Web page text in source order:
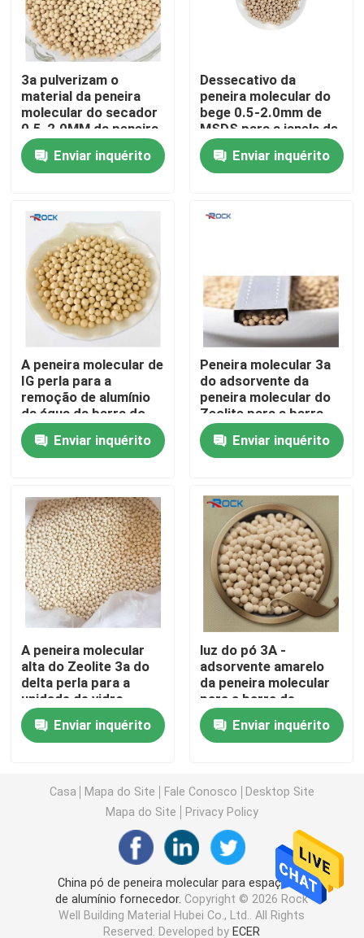
Casa
Produtos
Sobre nós
Excursão da fábrica
Controle da qualidade
Contacte-nos
Peça umas citações
Barra de alumínio do espaçador
Barra Espaçadora Warm Edge
Barra espaçadora butílica
Barra Georgian de Windows
Selante de vidro isolado
almofada de cortiça
Dessecativo da peneira molecular
Conector de canto de plástico
3a pulverizam o
material da peneira
molecular do secador
0.5-2.0MM da peneira
molecular
Enviar inquérito
Dessecativo da
peneira molecular do
bege 0.5-2.0mm de
MSDS para a janela de
vidro de isolamento
Enviar inquérito
A peneira molecular de
IG perla para a
remoção de alumínio
da água da barra do
espaçador
Enviar inquérito
Peneira molecular 3a
do adsorvente da
peneira molecular do
Zeolite para a barra
térmica do espaçador
Enviar inquérito
A peneira molecular
alta do Zeolite 3a do
delta perla para a
unidade de vidro
isolada
Enviar inquérito
luz do pó 3A -
adsorvente amarelo
da peneira molecular
para a barra de
alumínio do espaçador
Enviar inquérito
Casa Mapa do Site Fale Conosco
Desktop Site
Mapa do Site
Privacy Policy
China pó de peneira molecular para espaçador
de alumínio fornecedor. Copyright © 2026 Rock
Well Building Material Hubei Co., Ltd.. All Rights
Reserved. Developed by ECER